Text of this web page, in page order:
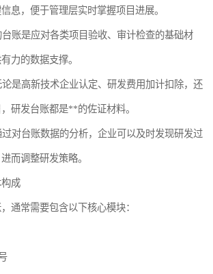
息，便于管理层实时掌握项目进展。
账是应对各类项目验收、审计检查的基础材
力的数据支撑。
论是高新技术企业认定、研发费用加计扣除，还
研发台账都是**的佐证材料。
过对台账数据的分析，企业可以及时发现研发过
而调整研发策略。
成
通常需要包含以下核心模块：